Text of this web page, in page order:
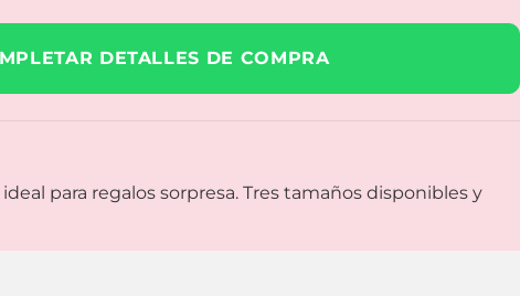
DETALLES DE COMPRA
para regalos sorpresa. Tres tamaños disponibles y